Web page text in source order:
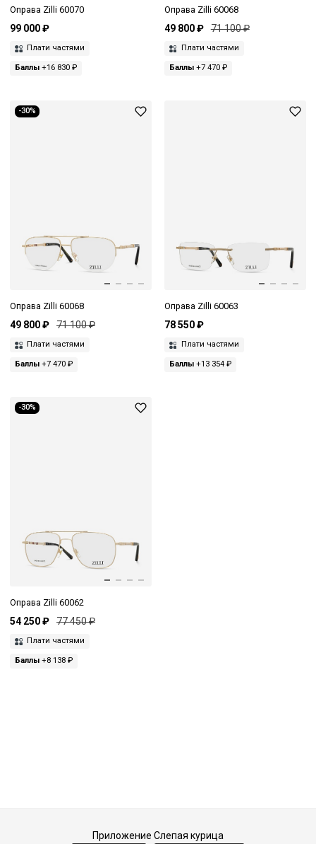
Оправа Zilli 60070
99 000 ₽
Плати частями
Баллы +16 830 ₽
Оправа Zilli 60068
49 800 ₽ 71 100 ₽
Плати частями
Баллы+7 470 ₽
-30%
Оправа Zilli 60068
49 800 ₽ 71 100 ₽
Плати частями
Баллы +7 470 ₽
Оправа Zilli 60063
78 550 ₽
Плати частями
Баллы+13 354 ₽
-30%
Оправа Zilli 60062
54 250 ₽ 77 450 ₽
Плати частями
Баллы +8 138 ₽
Приложение Слепая курица